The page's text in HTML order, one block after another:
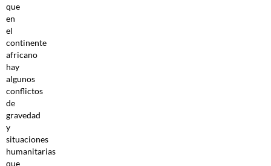
que
en
el
continente
africano
hay
algunos
conflictos
de
gravedad
y
situaciones
humanitarias
que